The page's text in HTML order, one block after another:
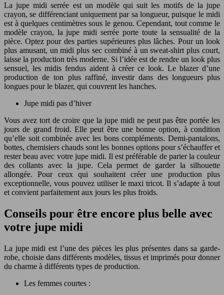
La jupe midi serrée est un modèle qui suit les motifs de la jupe
crayon, se différenciant uniquement par sa longueur, puisque le midi
est à quelques centimètres sous le genou. Cependant, tout comme le
modèle crayon, la jupe midi serrée porte toute la sensualité de la
pièce. Optez pour des parties supérieures plus lâches. Pour un look
plus amusant, un midi plus sec combiné à un sweat-shirt plus court,
laisse la production très moderne. Si l’idée est de rendre un look plus
sensuel, les midis fendus aident à créer ce look. Le blazer d’une
production de ton plus raffiné, investir dans des longueurs plus
longues pour le blazer, qui couvrent les hanches.
Jupe midi pas d’hiver
Vous avez tort de croire que la jupe midi ne peut pas être portée les
jours de grand froid. Elle peut être une bonne option, à condition
qu’elle soit combinée avec les bons compléments. Demi-pantalons,
bottes, chemisiers chauds sont les bonnes options pour s’échauffer et
rester beau avec votre jupe midi. Il est préférable de parier la couleur
des collants avec la jupe. Cela permet de garder la silhouette
allongée. Pour ceux qui souhaitent créer une production plus
exceptionnelle, vous pouvez utiliser le maxi tricot. Il s’adapte à tout
et convient parfaitement aux jours les plus froids.
Conseils pour être encore plus belle avec
votre jupe midi
La jupe midi est l’une des pièces les plus présentes dans sa garde-
robe, choisie dans différents modèles, tissus et imprimés pour donner
du charme à différents types de production.
Les femmes courtes :